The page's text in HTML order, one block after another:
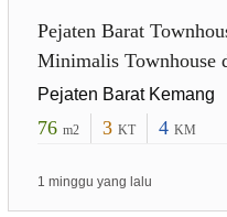
Pejaten Barat
Minimalis Townhouse
Pejaten Barat Kemang
76 m2 3 KT 4 KM
1 minggu yang lalu